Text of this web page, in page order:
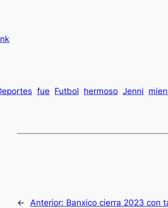
fue Futbol hermoso Jenni
← Anterior: Banxico cierra 2023 con